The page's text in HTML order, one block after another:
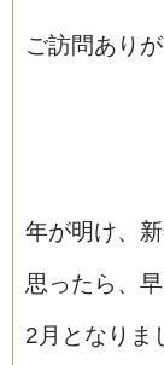
ご訪問あり
年が明け、
思ったら、
2月となりま